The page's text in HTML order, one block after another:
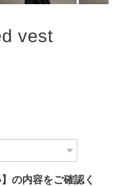
vest
の内容をご確認く